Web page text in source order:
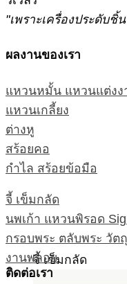
จี้ เข็มกลัด
"เพราะเครื่องประดับชิ้
ผลงานของเรา
แหวนหมั้น แหวนแต่งง
แหวนเกลี้ยง
ต่างหู
สร้อยคอ
กำไล สร้อยข้อมือ
จี้ เข็มกลัด
นพเก้า แหวนพิรอด
กรอบพระ ตลับพระ วัต
งานพลอย
ติดต่อเรา